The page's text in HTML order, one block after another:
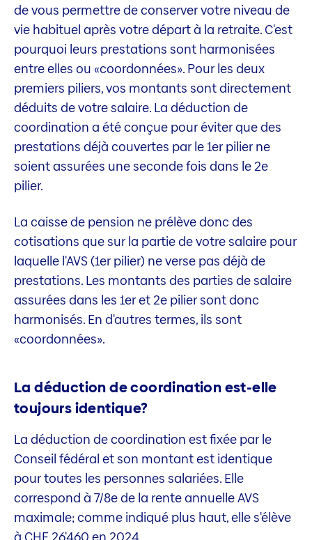
de vous permettre de conserver votre niveau de
vie habituel après votre départ à la retraite. C'est
pourquoi leurs prestations sont harmonisées
entre elles ou «coordonnées». Pour les deux
premiers piliers, vos montants sont directement
déduits de votre salaire. La déduction de
coordination a été conçue pour éviter que des
prestations déjà couvertes par le 1er pilier ne
soient assurées une seconde fois dans le 2e
pilier.
La caisse de pension ne prélève donc des
cotisations que sur la partie de votre salaire pour
laquelle l'AVS (1er pilier) ne verse pas déjà de
prestations. Les montants des parties de salaire
assurées dans les 1er et 2e pilier sont donc
harmonisés. En d'autres termes, ils sont
«coordonnées».
La déduction de coordination est-elle
toujours identique?
La déduction de coordination est fixée par le
Conseil fédéral et son montant est identique
pour toutes les personnes salariées. Elle
correspond à 7/8e de la rente annuelle AVS
maximale; comme indiqué plus haut, elle s'élève